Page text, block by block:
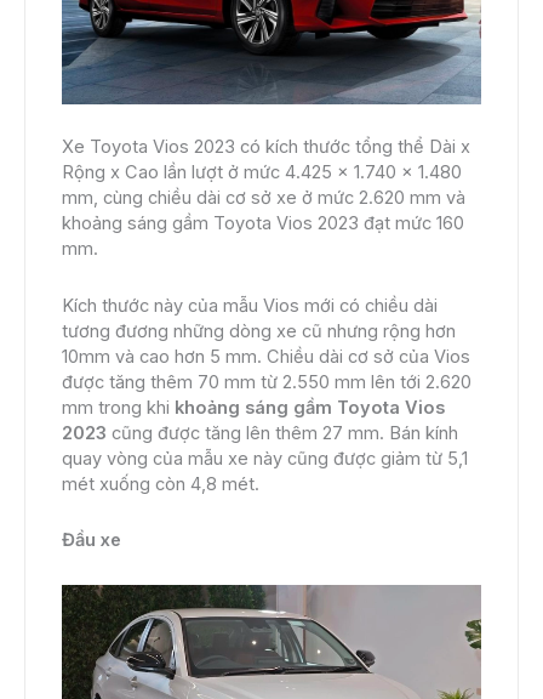
Xe Toyota Vios 2023 có kích thước tổng thể Dài x
Rộng x Cao lần lượt ở mức 4.425 x 1.740 x 1.480
mm, cùng chiều dài cơ sở xe ở mức 2.620 mm và
khoảng sáng gầm Toyota Vios 2023 đạt mức 160
mm.
Kích thước này của mẫu Vios mới có chiều dài
tương đương những dòng xe cũ nhưng rộng hơn
10mm và cao hơn 5 mm. Chiều dài cơ sở của Vios
được tăng thêm 70 mm từ 2.550 mm lên tới 2.620
mm trong khi khoảng sáng gầm Toyota Vios
2023 cũng được tăng lên thêm 27 mm. Bán kính
quay vòng của mẫu xe này cũng được giảm từ 5,1
mét xuống còn 4,8 mét.
Đầu xe